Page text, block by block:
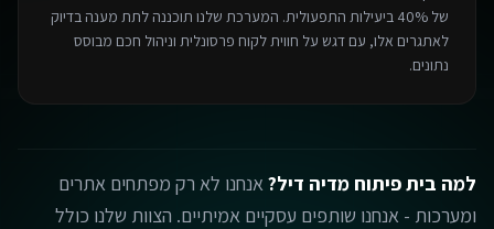
של 40% ביעילות התפעולית. המערכת שלנו תוכננה לתת מענה בדיוק
לאתגרים אלו, עם דגש על חווית לקוח פרסונלית וניהול חכם מבוסס
נתונים.
למה בית פיתוח מדיה דיל? אנחנו לא רק מפתחים אתרים
ומערכות - אנחנו שותפים עסקיים אמיתיים. הצוות שלנו כולל